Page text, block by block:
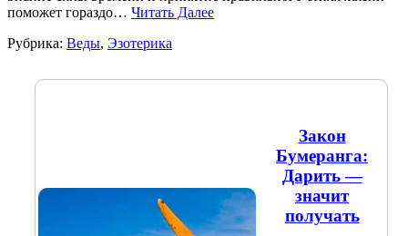
поможет гораздо… Читать Далее
Рубрика: Веды, Эзотерика
Закон
Бумеранга:
Дарить —
значит
получать